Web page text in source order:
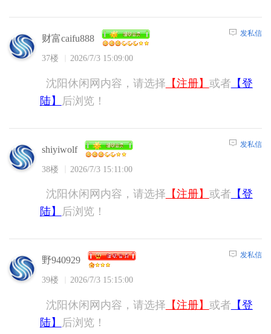
财富caifu888
37楼 2026/7/3 15:09:00
发私信
沈阳休闲网内容，请选择 【注册】 或者 【登
陆】
后浏览！
shiyiwolf
38楼 2026/7/3 15:11:00
发私信
沈阳休闲网内容，请选择 【注册】 或者 【登
陆】
后浏览！
野940929
39楼 2026/7/3 15:15:00
发私信
沈阳休闲网内容，请选择 【注册】 或者 【登
陆】
后浏览！